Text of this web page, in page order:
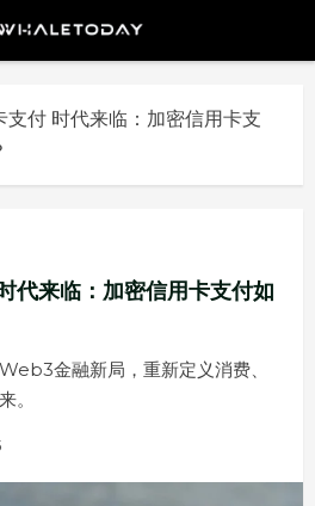
付 时代来临：加密信用卡支
代来临：加密信用卡支付如
金融新局，重新定义消费、
。